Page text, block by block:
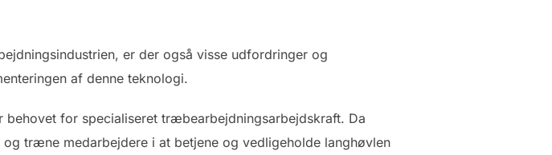
er der også visse udfordringer og
af denne teknologi.
for specialiseret træbearbejdningsarbejdskraft. Da
træne medarbejdere i at betjene og vedligeholde langhøvlen